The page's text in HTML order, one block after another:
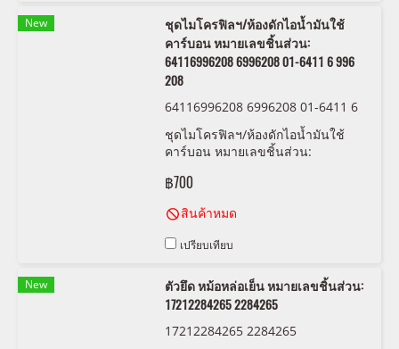
New
ชุดไมโครฟิลฯ/ห้องดักไอน้ำมันใช้
คาร์บอน หมายเลขชิ้นส่วน:
64116996208 6996208 01-6411 6 996
208
64116996208 6996208 01-6411 6
ชุดไมโครฟิลฯ/ห้องดักไอน้ำมันใช้
คาร์บอน หมายเลขชิ้นส่วน:
996 208
฿700
สินค้าหมด
เปรียบเทียบ
New
ตัวยึด หม้อหล่อเย็น หมายเลขชิ้นส่วน:
17212284265 2284265
17212284265 2284265